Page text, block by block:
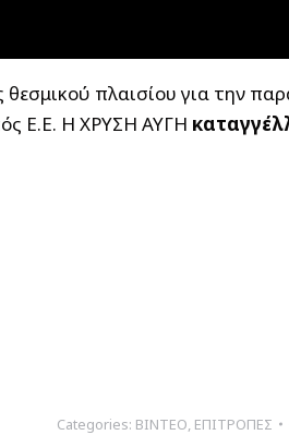
πλαισίου για την
Ε.Ε. Η ΧΡΥΣΗ ΑΥΓΗ
Categories: ΒΙΝΤΕΟ, ΕΠΙΤΡΟΠΕΣ